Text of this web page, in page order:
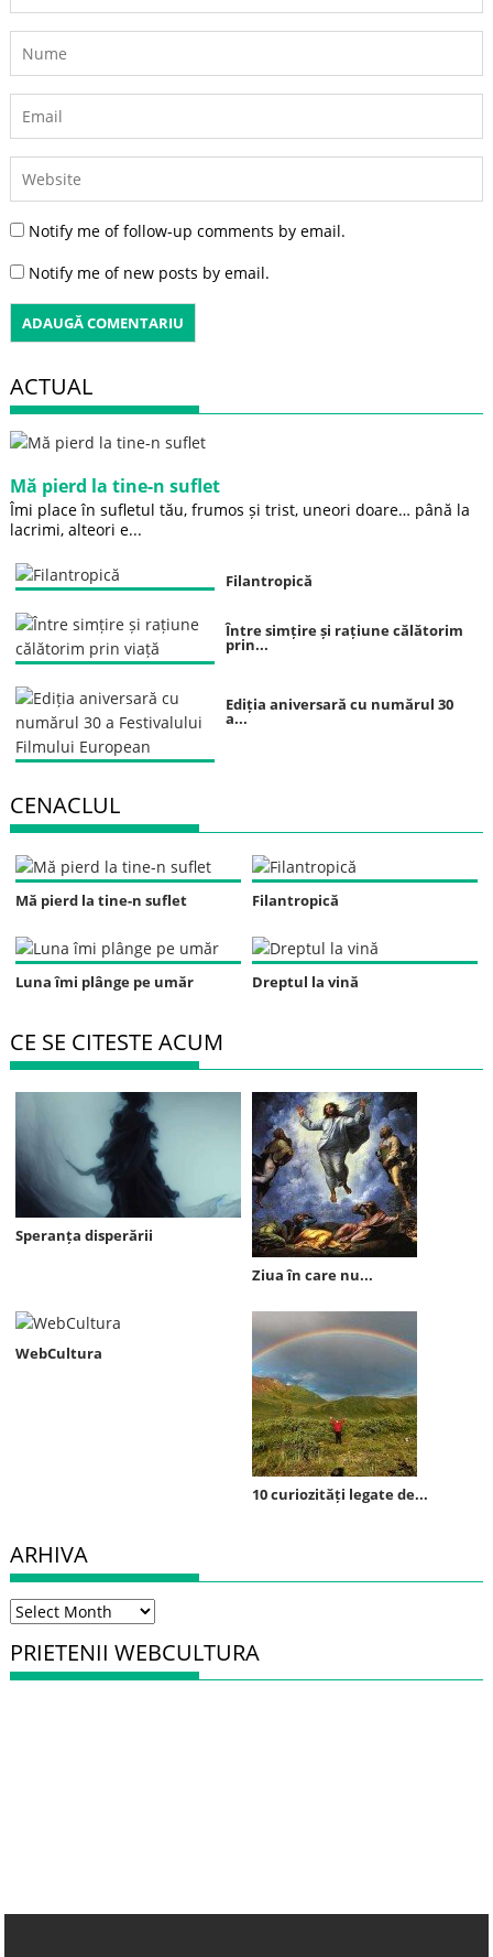
Notify me of follow-up comments by email.
Notify me of new posts by email.
ACTUAL
Mă pierd la tine-n suflet
Îmi place în sufletul tău, frumos și trist, uneori doare… până la
lacrimi, alteori e...
Filantropică
Între simțire și rațiune călătorim
prin...
Ediția aniversară cu numărul 30
a...
CENACLUL
Mă pierd la tine-n suflet Filantropică
Luna îmi plânge pe umăr Dreptul la vină
CE SE CITESTE ACUM
Speranța disperării
Ziua în care nu...
WebCultura
10 curiozități legate de...
ARHIVA
Arhiva
PRIETENII WEBCULTURA